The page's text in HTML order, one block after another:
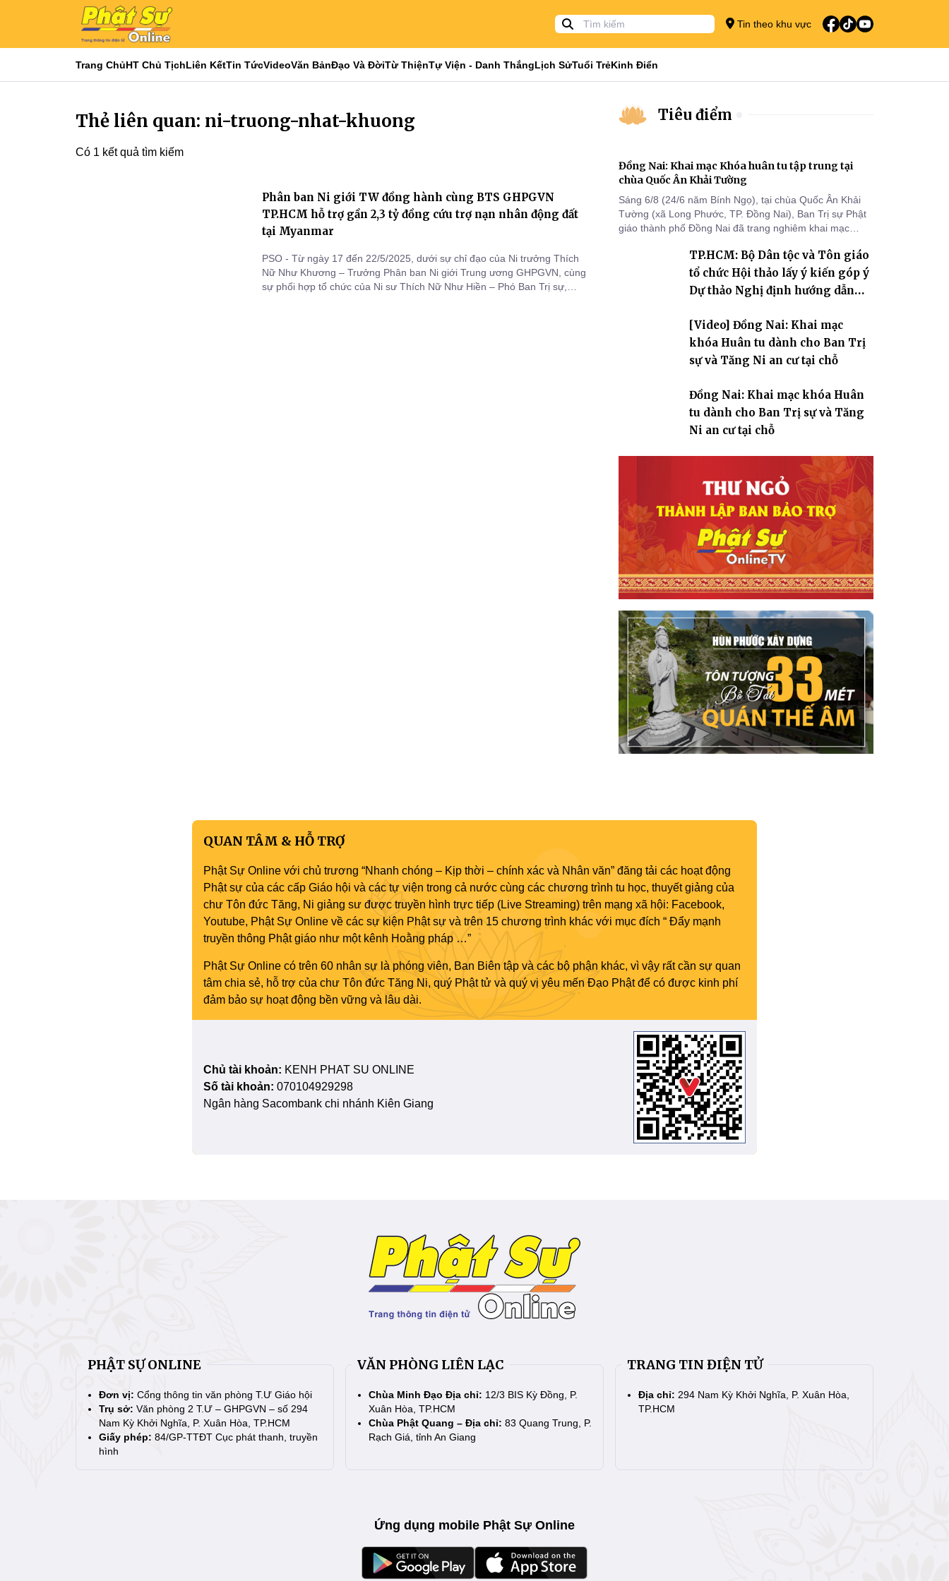
Tin theo khu vực
Trang ChủHT Chủ TịchLiên KếtTin TứcVideoVăn BảnĐạo Và ĐờiTừ ThiệnTự Viện - Danh ThắngLịch SửTuổi TrẻKinh Điển
Thẻ liên quan: ni-truong-nhat-khuong
Có 1 kết quả tìm kiếm
Phân ban Ni giới TW đồng hành cùng BTS GHPGVN
TP.HCM hỗ trợ gần 2,3 tỷ đồng cứu trợ nạn nhân động đất
tại Myanmar
PSO - Từ ngày 17 đến 22/5/2025, dưới sự chỉ đạo của Ni trưởng Thích
Nữ Như Khương – Trưởng Phân ban Ni giới Trung ương GHPGVN, cùng
sự phối hợp tổ chức của Ni sư Thích Nữ Như Hiền – Phó Ban Trị sự,
Tiêu điểm
Đồng Nai: Khai mạc Khóa huân tu tập trung tại
chùa Quốc Ân Khải Tường
Sáng 6/8 (24/6 năm Bính Ngọ), tại chùa Quốc Ân Khải
Tường (xã Long Phước, TP. Đồng Nai), Ban Trị sự Phật
giáo thành phố Đồng Nai đã trang nghiêm khai mạc
2570 dành cho chư Tăng hành giả an cư tại chỗ khu vực
VII, VIII và trường hạ chùa Quốc Ân Khải Tường.
TP.HCM: Bộ Dân tộc và Tôn giáo
tổ chức Hội thảo lấy ý kiến góp ý
Dự thảo Nghị định hướng dẫn
giáo
[Video] Đồng Nai: Khai mạc
khóa Huân tu dành cho Ban Trị
sự và Tăng Ni an cư tại chỗ
Đồng Nai: Khai mạc khóa Huân
tu dành cho Ban Trị sự và Tăng
Ni an cư tại chỗ
QUAN TÂM & HỖ TRỢ
Phật Sự Online với chủ trương “Nhanh chóng – Kịp thời – chính xác và Nhân văn” đăng tải các hoạt động
Phật sự của các cấp Giáo hội và các tự viện trong cả nước cùng các chương trình tu học, thuyết giảng của
chư Tôn đức Tăng, Ni giảng sư được truyền hình trực tiếp (Live Streaming) trên mạng xã hội: Facebook,
Youtube, Phật Sự Online về các sự kiện Phật sự và trên 15 chương trình khác với mục đích “ Đẩy mạnh
truyền thông Phật giáo như một kênh Hoằng pháp …”
Phật Sự Online có trên 60 nhân sự là phóng viên, Ban Biên tập và các bộ phận khác, vì vậy rất cần sự quan
tâm chia sẻ, hỗ trợ của chư Tôn đức Tăng Ni, quý Phật tử và quý vị yêu mến Đạo Phật để có được kinh phí
đảm bảo sự hoạt động bền vững và lâu dài.
Chủ tài khoản: KENH PHAT SU ONLINE
Số tài khoản: 070104929298
Ngân hàng Sacombank chi nhánh Kiên Giang
PHẬT SỰ ONLINE
Đơn vị: Cổng thông tin văn phòng T.Ư Giáo hội
Trụ sở: Văn phòng 2 T.Ư – GHPGVN – số 294
Nam Kỳ Khởi Nghĩa, P. Xuân Hòa, TP.HCM
Giấy phép: 84/GP-TTĐT Cục phát thanh, truyền
hình
VĂN PHÒNG LIÊN LẠC
Chùa Minh Đạo Địa chỉ: 12/3 BIS Kỳ Đồng, P.
Xuân Hòa, TP.HCM
Chùa Phật Quang – Địa chỉ: 83 Quang Trung, P.
Rạch Giá, tỉnh An Giang
TRANG TIN ĐIỆN TỬ
Địa chỉ: 294 Nam Kỳ Khởi Nghĩa, P. Xuân Hòa,
TP.HCM
Ứng dụng mobile Phật Sự Online